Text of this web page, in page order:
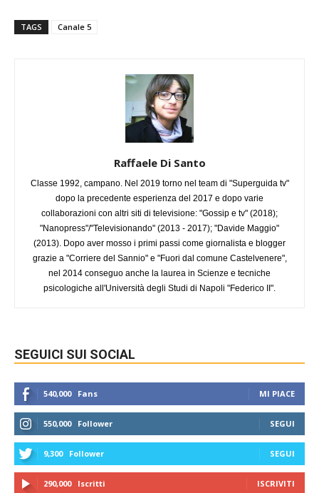
TAGS Canale 5
Raffaele Di Santo
Classe 1992, campano. Nel 2019 torno nel team di "Superguida tv"
dopo la precedente esperienza del 2017 e dopo varie
collaborazioni con altri siti di televisione: "Gossip e tv" (2018);
"Nanopress"/"Televisionando" (2013 - 2017); "Davide Maggio"
(2013). Dopo aver mosso i primi passi come giornalista e blogger
grazie a "Corriere del Sannio" e "Fuori dal comune Castelvenere",
nel 2014 conseguo anche la laurea in Scienze e tecniche
psicologiche all'Università degli Studi di Napoli "Federico II".
SEGUICI SUI SOCIAL
540,000 Fans MI PIACE
550,000 Follower SEGUI
9,300 Follower SEGUI
290,000 Iscritti ISCRIVITI